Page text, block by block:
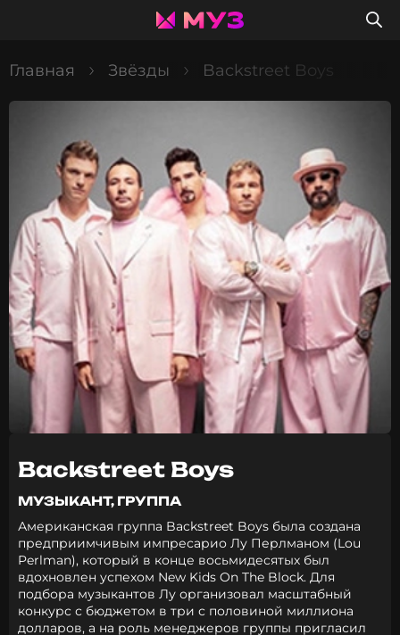
Главная Звёзды Backstreet Boys
Backstreet Boys
МУЗЫКАНТ, ГРУППА
Американская группа Backstreet Boys была создана
предприимчивым импресарио Лу Перлманом (Lou
Perlman), который в конце восьмидесятых был
вдохновлен успехом New Kids On The Block. Для
подбора музыкантов Лу организовал масштабный
конкурс с бюджетом в три с половиной миллиона
долларов, а на роль менеджеров группы пригласил